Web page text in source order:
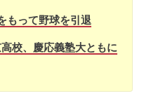
もって野球を引退
校、慶応義塾大ともに